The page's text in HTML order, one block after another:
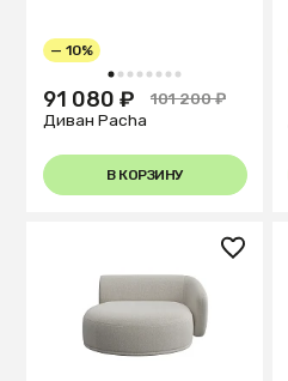
1 2 3 4 5 6 7 8
— 10%
91 080 ₽
101 200 ₽
Диван Pacha
В КОРЗИНУ